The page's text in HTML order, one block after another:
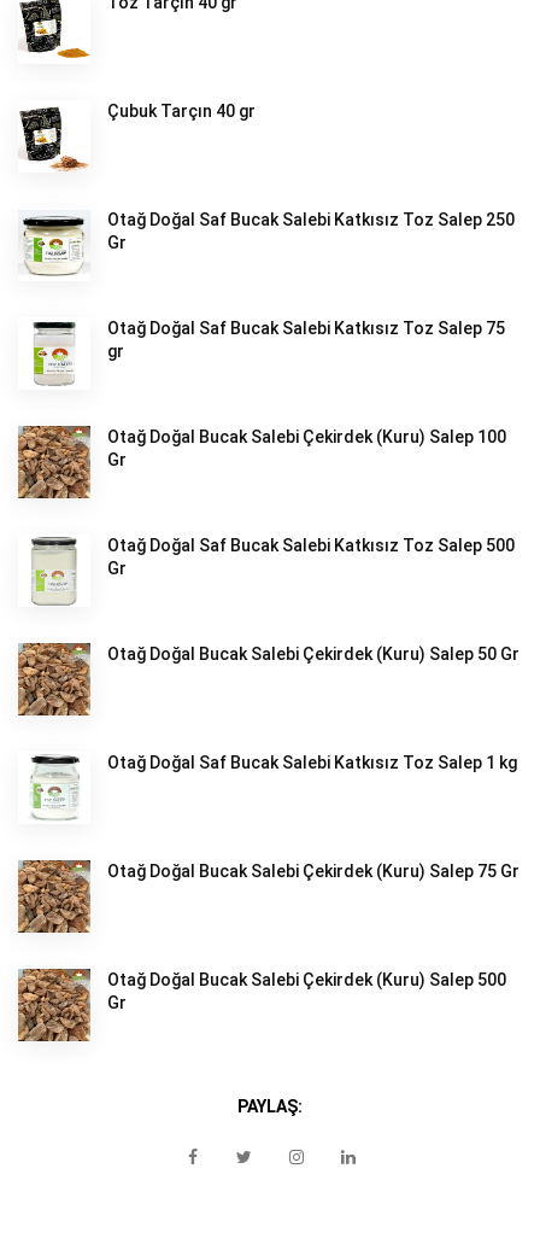
Çubuk Tarçın 40 gr
Otağ Doğal Saf Bucak Salebi Katkısız Toz Salep 250
Gr
Otağ Doğal Saf Bucak Salebi Katkısız Toz Salep 75
gr
Otağ Doğal Bucak Salebi Çekirdek (Kuru) Salep 100
Gr
Otağ Doğal Saf Bucak Salebi Katkısız Toz Salep 500
Gr
Otağ Doğal Bucak Salebi Çekirdek (Kuru) Salep 50 Gr
Otağ Doğal Saf Bucak Salebi Katkısız Toz Salep 1 kg
Otağ Doğal Bucak Salebi Çekirdek (Kuru) Salep 75 Gr
Otağ Doğal Bucak Salebi Çekirdek (Kuru) Salep 500
Gr
PAYLAŞ: